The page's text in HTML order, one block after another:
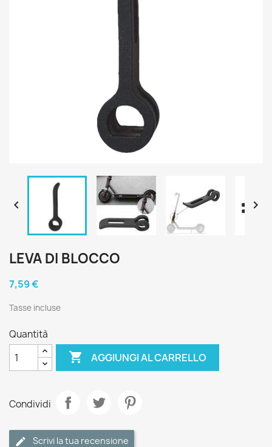
 
LEVA DI BLOCCO
7,59 €
Tasse incluse
Quantità
 AGGIUNGI AL CARRELLO
Condividi
Scrivi la tua recensione